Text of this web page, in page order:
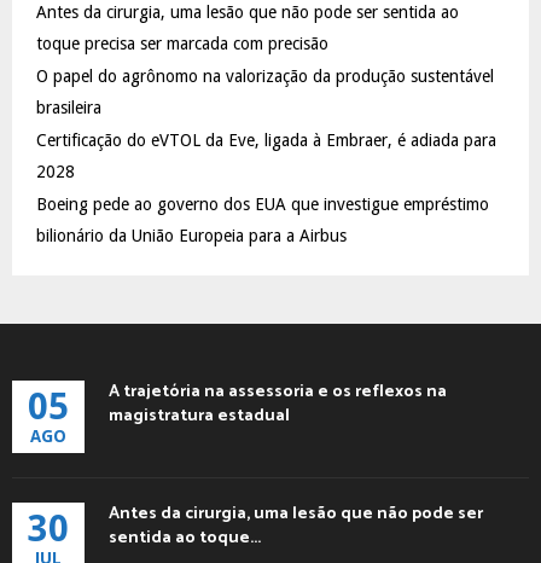
r
:
C
Antes da cirurgia, uma lesão que não pode ser sentida ao
toque precisa ser marcada com precisão
O papel do agrônomo na valorização da produção sustentável
brasileira
Certificação do eVTOL da Eve, ligada à Embraer, é adiada para
2028
Boeing pede ao governo dos EUA que investigue empréstimo
bilionário da União Europeia para a Airbus
05
AGO
A trajetória na assessoria e os reflexos na
magistratura estadual
30
JUL
Antes da cirurgia, uma lesão que não pode ser
sentida ao toque...